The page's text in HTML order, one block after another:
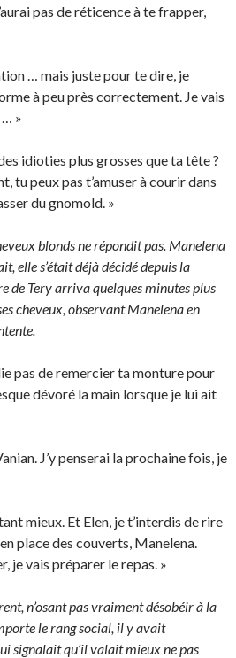
pas de réticence à te frapper,
… mais juste pour te dire, je
à peu près correctement. Je vais
»
idioties plus grosses que ta tête ?
tu peux pas t’amuser à courir dans
du gnomold. »
blonds ne répondit pas. Manelena
elle s’était déjà décidé depuis la
de Tery arriva quelques minutes plus
cheveux, observant Manelena en
pas de remercier ta monture pour
dévoré la main lorsque je lui ait
J’y penserai la prochaine fois, je
mieux. Et Elen, je t’interdis de rire
place des couverts, Manelena.
je vais préparer le repas. »
n’osant pas vraiment désobéir à la
le rang social, il y avait
signalait qu’il valait mieux ne pas